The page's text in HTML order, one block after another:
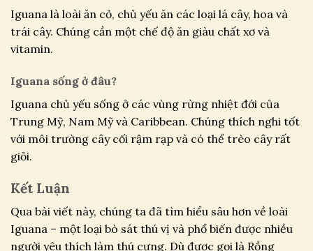
Iguana là loài ăn cỏ, chủ yếu ăn các loại lá cây, hoa và
trái cây. Chúng cần một chế độ ăn giàu chất xơ và
vitamin.
Iguana sống ở đâu?
Iguana chủ yếu sống ở các vùng rừng nhiệt đới của
Trung Mỹ, Nam Mỹ và Caribbean. Chúng thích nghi tốt
với môi trường cây cối rậm rạp và có thể trèo cây rất
giỏi.
Kết Luận
Qua bài viết này, chúng ta đã tìm hiểu sâu hơn về loài
Iguana – một loại bò sát thú vị và phổ biến được nhiều
người yêu thích làm thú cưng. Dù được gọi là Rồng